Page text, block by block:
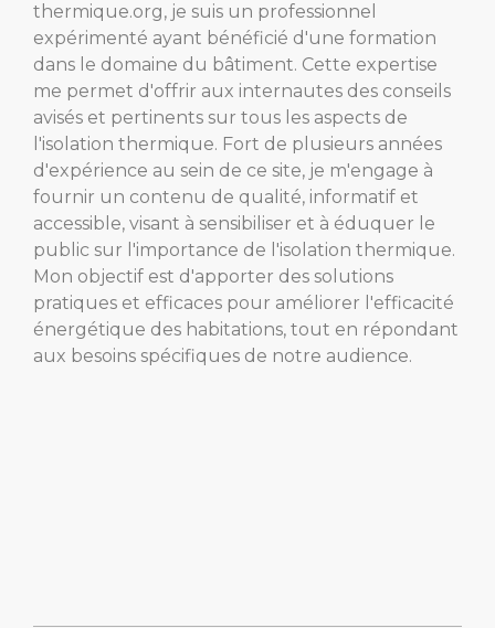
thermique.org, je suis un professionnel
expérimenté ayant bénéficié d'une formation
dans le domaine du bâtiment. Cette expertise
me permet d'offrir aux internautes des conseils
avisés et pertinents sur tous les aspects de
l'isolation thermique. Fort de plusieurs années
d'expérience au sein de ce site, je m'engage à
fournir un contenu de qualité, informatif et
accessible, visant à sensibiliser et à éduquer le
public sur l'importance de l'isolation thermique.
Mon objectif est d'apporter des solutions
pratiques et efficaces pour améliorer l'efficacité
énergétique des habitations, tout en répondant
aux besoins spécifiques de notre audience.